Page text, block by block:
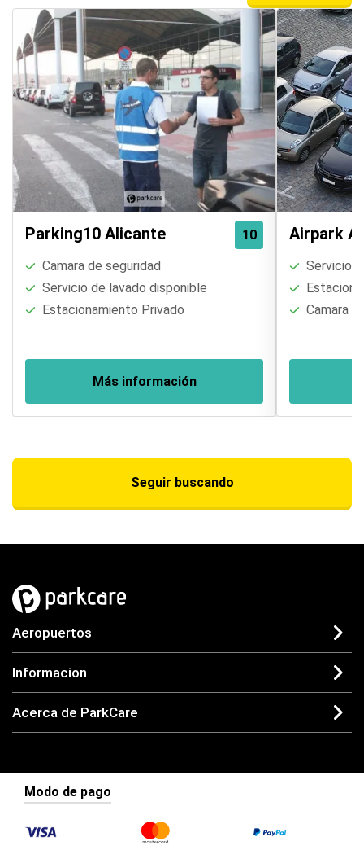
10
Parking10 Alicante
Camara de seguridad
Servicio de lavado disponible
Estacionamiento Privado
Más información
Airpark
Servicio
Camara
Seguir buscando
Aeropuertos
Informacion
Acerca de ParkCare
Modo de pago